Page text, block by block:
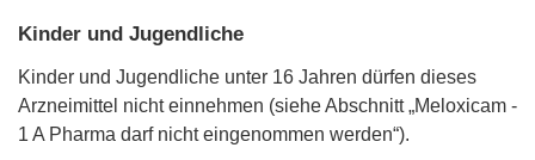
Kinder und Jugendliche
Kinder und Jugendliche unter 16 Jahren dürfen dieses
Arzneimittel nicht einnehmen (siehe Abschnitt „Meloxicam -
1 A Pharma darf nicht eingenommen werden“).